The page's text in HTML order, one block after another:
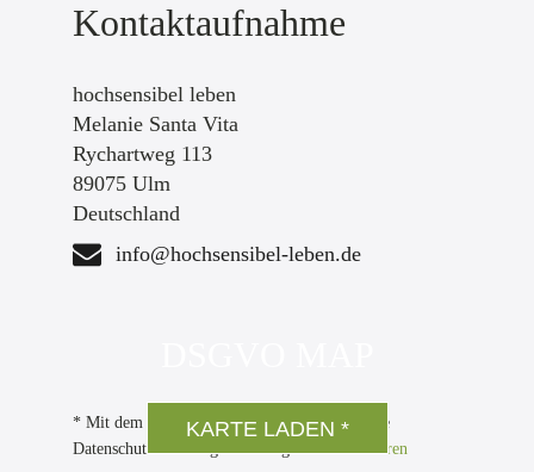
Kontaktaufnahme
hochsensibel leben
Melanie Santa Vita
Rychartweg 113
89075 Ulm
Deutschland
info@hochsensibel-leben.de
KARTE LADEN *
* Mit dem Laden der Karte akzeptieren Sie die
Datenschutzerklärung von Google.Mehr erfahren